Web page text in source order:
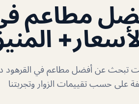
مطاعم
تبحث عن أفضل مطاعم في القرهود
على حسب تقييمات الزوار وتجربتنا